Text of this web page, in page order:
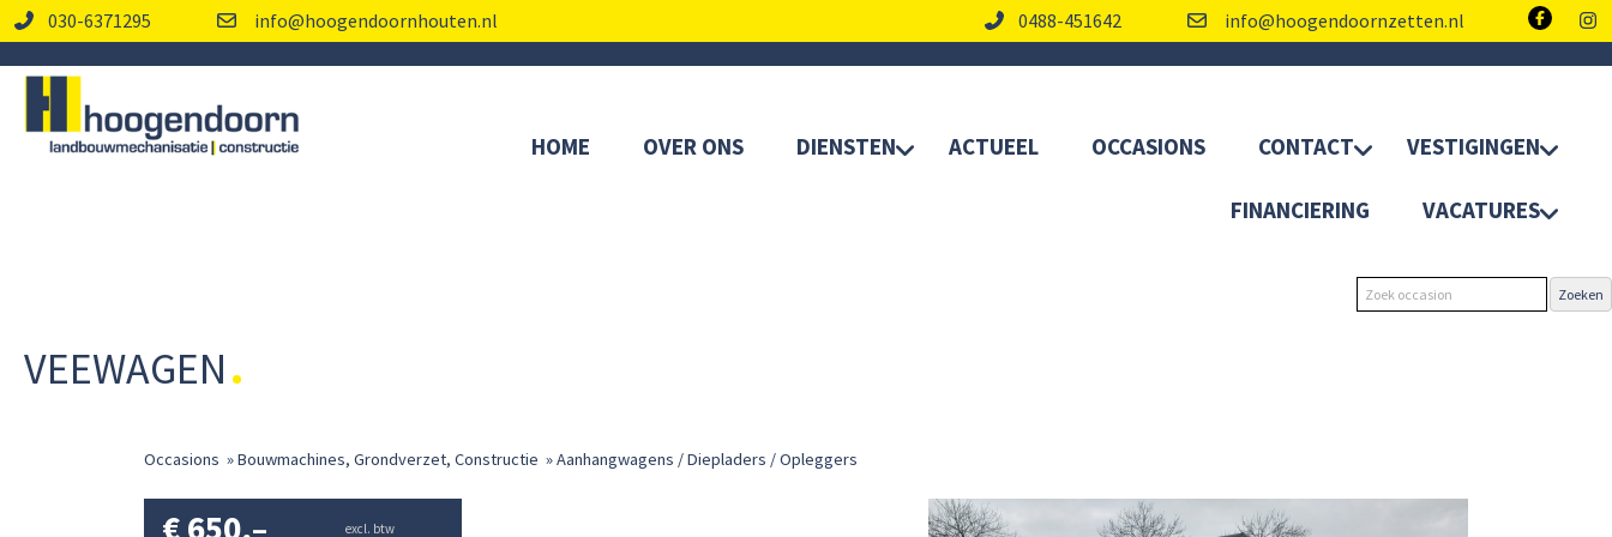
030-6371295 info@hoogendoornhouten.nl 0488-451642 info@hoogendoornzetten.nl
HOME OVER ONS DIENSTEN ACTUEEL OCCASIONS CONTACT VESTIGINGEN
FINANCIERING VACATURES
VEEWAGEN
Occasions »Bouwmachines, Grondverzet, Constructie »Aanhangwagens / Diepladers / Opleggers
excl. btw